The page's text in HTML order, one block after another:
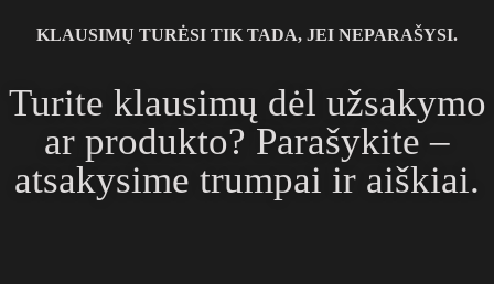
KLAUSIMŲ TURĖSI TIK TADA, JEI NEPARAŠYSI.
Turite klausimų dėl užsakymo
ar produkto? Parašykite –
atsakysime trumpai ir aiškiai.